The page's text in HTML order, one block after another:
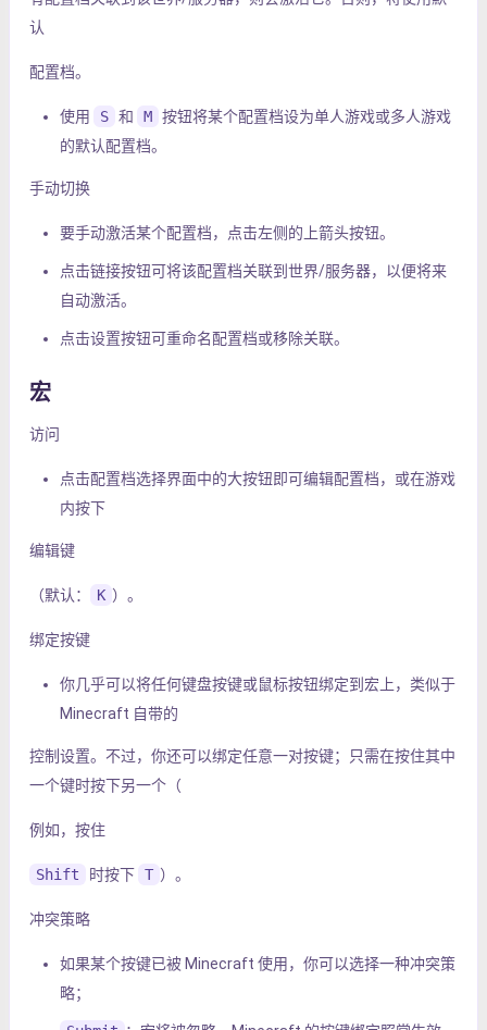
认
配置档。
使用 S 和 M 按钮将某个配置档设为单人游戏或多人游戏
的默认配置档。
手动切换
要手动激活某个配置档，点击左侧的上箭头按钮。
点击链接按钮可将该配置档关联到世界/服务器，以便将来
自动激活。
点击设置按钮可重命名配置档或移除关联。
宏
访问
点击配置档选择界面中的大按钮即可编辑配置档，或在游戏
内按下
编辑键
（默认： K ）。
绑定按键
你几乎可以将任何键盘按键或鼠标按钮绑定到宏上，类似于
Minecraft 自带的
控制设置。不过，你还可以绑定任意一对按键；只需在按住其中
一个键时按下另一个（
例如，按住
Shift 时按下 T ）。
冲突策略
如果某个按键已被 Minecraft 使用，你可以选择一种冲突策
略；